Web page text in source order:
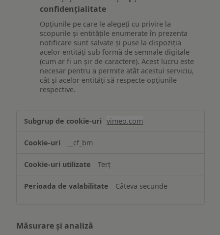
confidențialitate
Opțiunile pe care le alegeți cu privire la
scopurile și entitățile enumerate în prezenta
notificare sunt salvate și puse la dispoziția
acelor entități sub formă de semnale digitale
(cum ar fi un șir de caractere). Acest lucru este
necesar pentru a permite atât acestui serviciu,
cât și acelor entități să respecte opțiunile
respective.
funcționalităților
ului
vimeo.com
__cf_bm
Terț
Câteva secunde
Măsurare și analiză